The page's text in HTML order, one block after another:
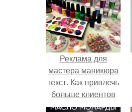
Реклама для
мастера маникюра
текст. Как привлечь
больше клиентов
на маникюр